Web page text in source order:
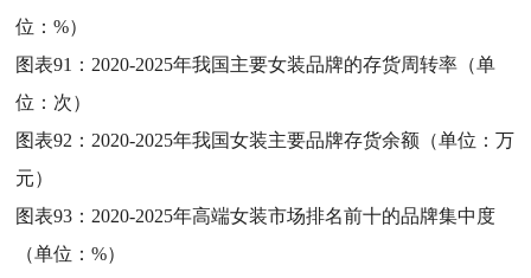
位：%）
图表91： 2020-2025年我国主要女装品牌的存货周转率（单
位：次）
图表92： 2020-2025年我国女装主要品牌存货余额（单位：万
元）
图表93： 2020-2025年高端女装市场排名前十的品牌集中度
（单位：%）